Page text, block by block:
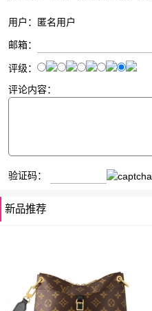
用户：匿名用户
邮箱：
评级：
评论内容：
验证码：
新品推荐